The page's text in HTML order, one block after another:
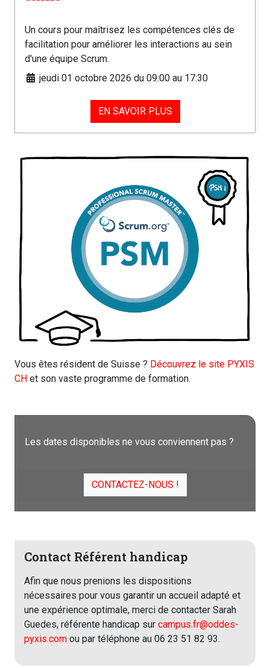
Un cours pour maîtrisez les compétences clés de
facilitation pour améliorer les interactions au sein
d'une équipe Scrum.
jeudi 01 octobre 2026 du 09:00 au 17:30
EN SAVOIR PLUS
Vous êtes résident de Suisse ? Découvrez le site PYXIS
CH et son vaste programme de formation.
Les dates disponibles ne vous conviennent pas ?
CONTACTEZ-NOUS !
Contact Référent handicap
Afin que nous prenions les dispositions
nécessaires pour vous garantir un accueil adapté et
une expérience optimale, merci de contacter Sarah
Guedes, référente handicap sur campus.fr@oddes-
pyxis.com ou par téléphone au 06 23 51 82 93.